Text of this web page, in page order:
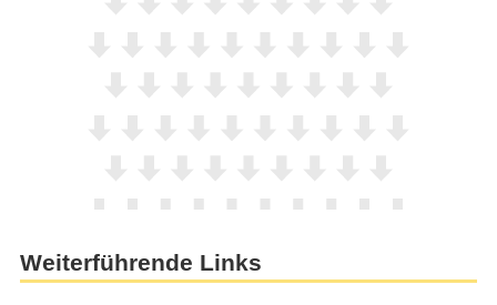
Weiterführende Links